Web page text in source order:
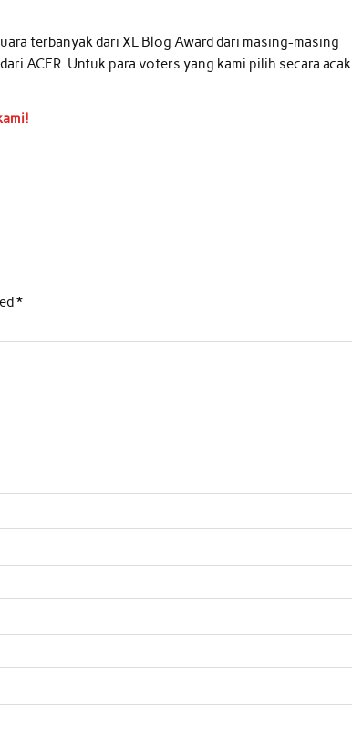
terbanyak dari XL Blog Award dari masing-masing
ACER. Untuk para voters yang kami pilih secara acak
*